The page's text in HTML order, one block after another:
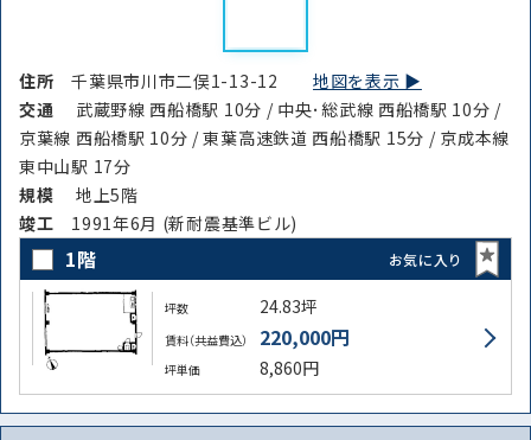
住所千葉県市川市二俣1-13-12地図を表示 ▶︎
交通
武蔵野線 西船橋駅 10分 / 中央･総武線 西船橋駅 10分 /
京葉線 西船橋駅 10分 / 東葉高速鉄道 西船橋駅 15分 / 京成本線
東中山駅 17分
規模
地上5階
竣⼯ 1991年6月 (新耐震基準ビル)
1階 お気に入り
坪数 24.83坪
賃料（共益費込） 220,000円
坪単価 8,860円